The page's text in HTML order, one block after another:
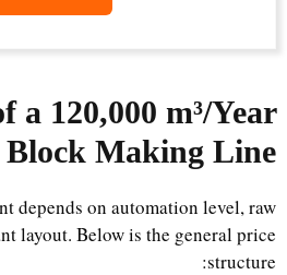
a 120,000 m³/Year
Block Making Line
depends on automation level, raw
layout. Below is the general price
structure: